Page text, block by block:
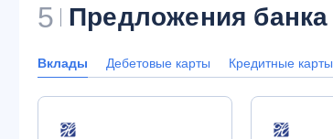
5 Предложения банка
Вклады Дебетовые карты Кредитные карты